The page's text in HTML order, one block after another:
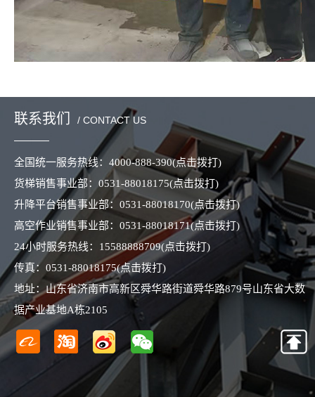
联系我们 / CONTACT US
全国统一服务热线： 4000-888-390(点击拨打)
货梯销售事业部： 0531-88018175(点击拨打)
升降平台销售事业部： 0531-88018170(点击拨打)
高空作业销售事业部： 0531-88018171(点击拨打)
24小时服务热线： 15588888709(点击拨打)
传真： 0531-88018175(点击拨打)
地址：山东省济南市高新区舜华路街道舜华路879号山东省大数
据产业基地A栋2105